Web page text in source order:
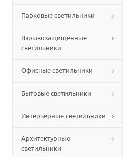
Парковые светильники
Взрывозащищенные
светильники
Офисные светильники
Бытовые светильники
Интерьерные светильники
Архитектурные
светильники